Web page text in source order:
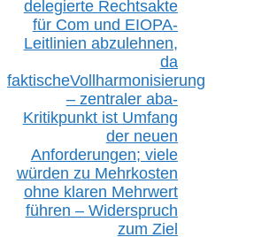
delegierte Rechtsakte
für Com und EIOPA-
Leitlinien abzulehnen,
da
faktischeVollharmonisierung
– zentraler aba-
Kritikpunkt ist Umfang
der neuen
Anforderungen; viele
würden zu Mehrkosten
ohne klaren Mehrwert
führen – Widerspruch
zum Ziel